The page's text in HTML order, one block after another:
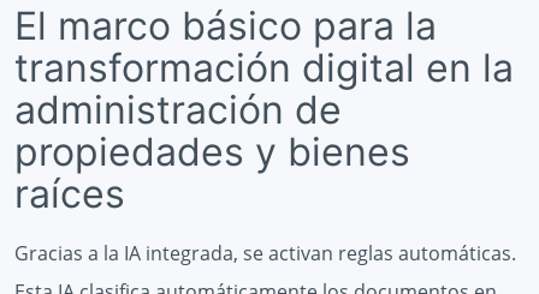
El marco básico para la
transformación digital en la
administración de
propiedades y bienes
raíces
Gracias a la IA integrada, se activan reglas automáticas.